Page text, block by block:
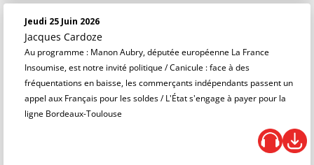
Jeudi 25 Juin 2026
Jacques Cardoze
Au programme : Manon Aubry, députée européenne La France
Insoumise, est notre invité politique / Canicule : face à des
fréquentations en baisse, les commerçants indépendants passent un
appel aux Français pour les soldes / L'État s'engage à payer pour la
ligne Bordeaux-Toulouse